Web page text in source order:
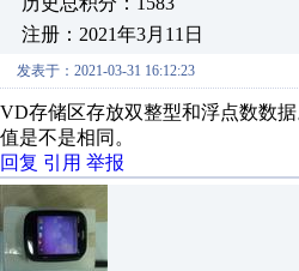
注册：2021年3月11日
发表于：2021-03-31 16:12:23
VD存储区存放双整型和浮点数数
值是不是相同。
回复 引用 举报